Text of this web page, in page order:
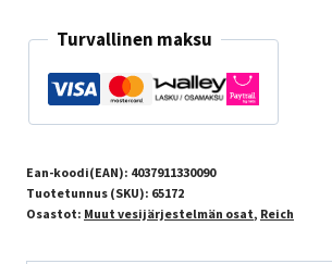
Turvallinen maksu
Ean-koodi(EAN): 4037911330090
Tuotetunnus (SKU): 65172
Osastot: Muut vesijärjestelmän osat, Reich